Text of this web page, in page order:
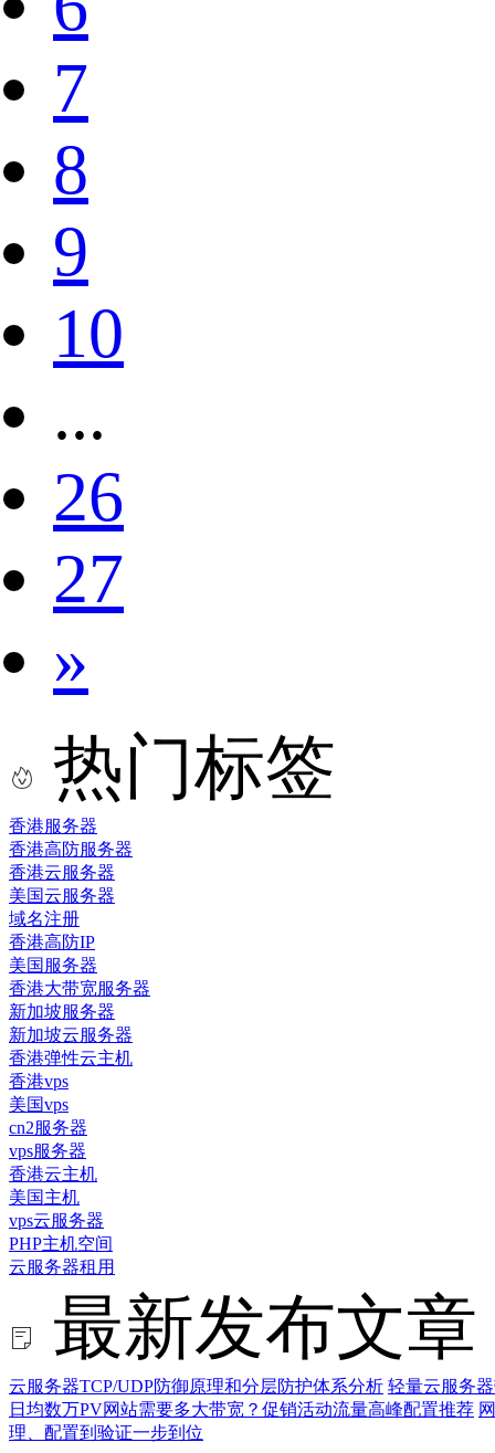
7
8
9
10
...
26
27
»
热门标签
香港服务器
香港高防服务器
香港云服务器
美国云服务器
域名注册
香港高防IP
美国服务器
香港大带宽服务器
新加坡服务器
新加坡云服务器
香港弹性云主机
香港vps
美国vps
cn2服务器
vps服务器
香港云主机
美国主机
vps云服务器
PHP主机空间
云服务器租用
最新发布文章
云服务器TCP/UDP防御原理和分层防护体系分析 轻量云服务
日均数万PV网站需要多大带宽？促销活动流量高峰配置推荐
理、配置到验证一步到位